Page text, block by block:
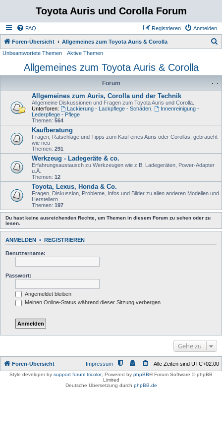
Toyota Auris und Corolla Forum
FAQ Anmelden
Registrieren
Foren-Übersicht Allgemeines zum Toyota Auris & Corolla
h
Unbeantwortete Themen Aktive Themen
Allgemeines zum Toyota Auris & Corolla
Forum
Allgemeines zum Auris, Corolla und der Technik
Allgemeine Diskussionen und Fragen zum Toyota Auris und Corolla.
Unterforen:
Lackierung - Lackpflege - Schäden,
Innenreinigung -
Lederpflege - Pflege
Themen: 564
Kaufberatung
Fragen, Ratschläge und Tipps zum Kauf eines Auris oder Corollas, gebraucht
wie neu
Themen: 291
Werkzeug - Ladegeräte & co.
Erfahrungsaustausch zu Werkzeugen wie z.B. Ladegeräten, Power-Adapter
u.Ä.
Themen: 12
Toyota, Lexus, Honda & Co.
Fragen, Diskussion, Probleme, Infos und Bilder zu allen anderen Modellen und
Herstellern
Themen: 197
Du hast keine ausreichenden Rechte, um Themen in diesem Forum zu sehen oder zu
lesen.
ANMELDEN • REGISTRIEREN
Benutzername:
Passwort:
Angemeldet bleiben
Meinen Online-Status während dieser Sitzung verbergen
Gehe zu
Foren-Übersicht Alle Zeiten sind UTC+02:00
Impressum
Style developer by support forum tricolor, Powered by phpBB® Forum Software © phpBB
Limited
Deutsche Übersetzung durch phpBB.de